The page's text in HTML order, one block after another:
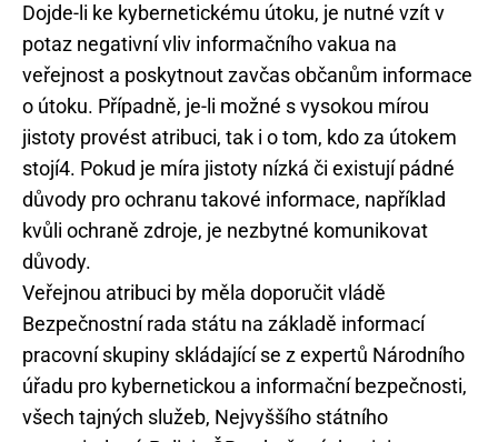
Dojde-li ke kybernetickému útoku, je nutné vzít v
potaz negativní vliv informačního vakua na
veřejnost a poskytnout zavčas občanům informace
o útoku. Případně, je-li možné s vysokou mírou
jistoty provést atribuci, tak i o tom, kdo za útokem
stojí4. Pokud je míra jistoty nízká či existují pádné
důvody pro ochranu takové informace, například
kvůli ochraně zdroje, je nezbytné komunikovat
důvody.
Veřejnou atribuci by měla doporučit vládě
Bezpečnostní rada státu na základě informací
pracovní skupiny skládající se z expertů Národního
úřadu pro kybernetickou a informační bezpečnosti,
všech tajných služeb, Nejvyššího státního